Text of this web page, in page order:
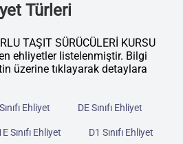
Türleri
TAŞIT SÜRÜCÜLERİ KURSU
ehliyetler listelenmiştir. Bilgi
üzerine tıklayarak detaylara
Ehliyet DE Sınıfı Ehliyet
Sınıfı Ehliyet D1 Sınıfı Ehliyet